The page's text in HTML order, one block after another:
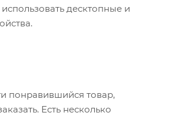
десктопные и
понравившийся товар,
Есть несколько